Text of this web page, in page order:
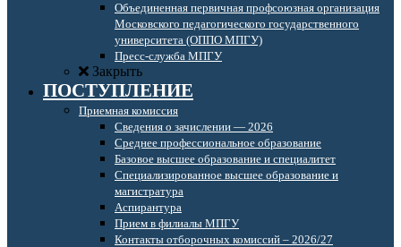
Объединенная первичная профсоюзная организация
Московского педагогического государственного
университета (ОППО МПГУ)
Пресс-служба МПГУ
Закрыть
ПОСТУПЛЕНИЕ
Приемная комиссия
Сведения о зачислении — 2026
Среднее профессиональное образование
Базовое высшее образование и специалитет
Специализированное высшее образование и
магистратура
Аспирантура
Прием в филиалы МПГУ
Контакты отборочных комиссий – 2026/27